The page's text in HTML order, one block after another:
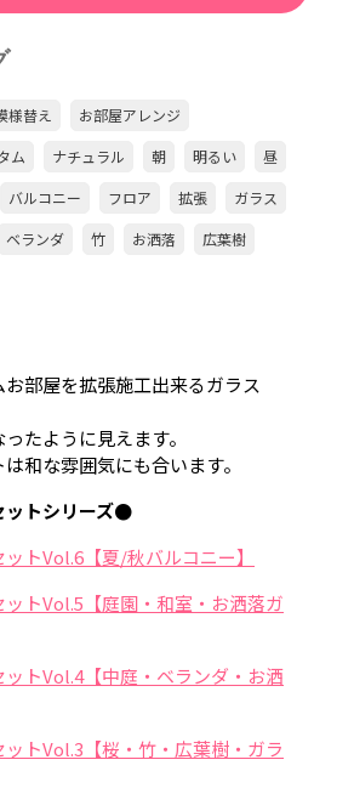
様替え
お部屋アレンジ
ム ナチュラル 朝 明るい
昼
バルコニー フロア 拡張
ガラス
ベランダ 竹 お洒落
広葉樹
部屋を拡張施工出来るガラス
たように見えます。
和な雰囲気にも合います。
トシリーズ●
トVol.6【夏/秋バルコニー】
トVol.5【庭園・和室・お洒落ガ
トVol.4【中庭・ベランダ・お洒
トVol.3【桜・竹・広葉樹・ガラ